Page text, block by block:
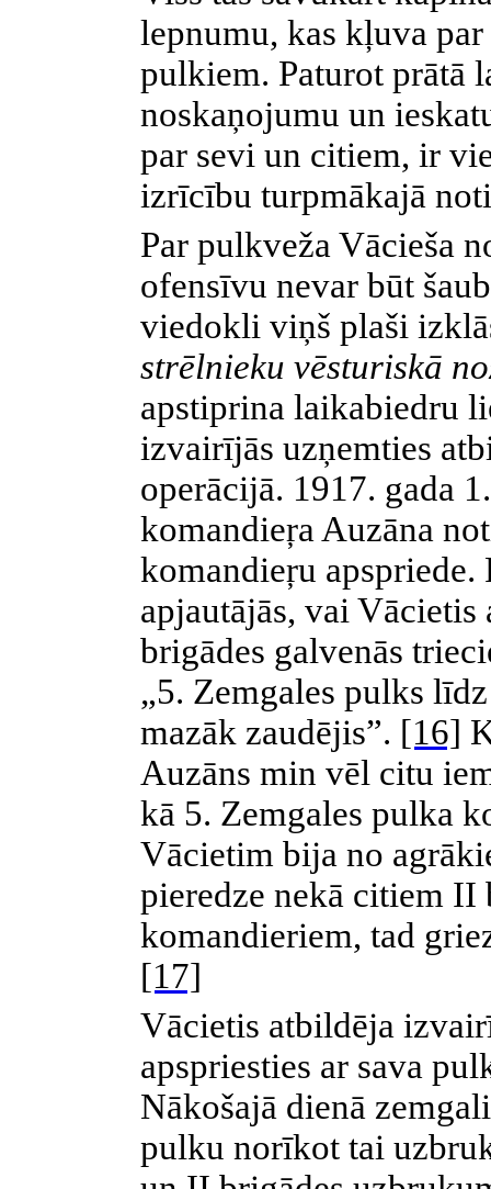
lepnumu, kas kļuva
pulkiem. Paturot prātā
noskaņojumu un
par sevi un citiem, ir
izrīcību turpmākajā
Par pulkveža Vācieša
ofensīvu nevar būt
viedokli viņš plaši
strēlnieku vēsturiskā
apstiprina laikabiedru
izvairījās uzņemties
operācijā. 1917. gada
komandieŗa Auzāna
komandieŗu apspriede.
apjautājās, vai
brigādes galvenās
„5. Zemgales pulks
mazāk zaudējis”. [16]
Auzāns min vēl citu
kā 5. Zemgales pulka
Vācietim bija no
pieredze nekā citiem II
komandieriem, tad
[17]
Vācietis atbildēja
apspriesties ar sava
Nākošajā dienā
pulku norīkot tai